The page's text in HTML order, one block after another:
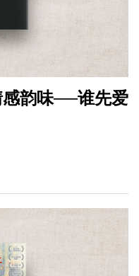
韵味──谁先爱